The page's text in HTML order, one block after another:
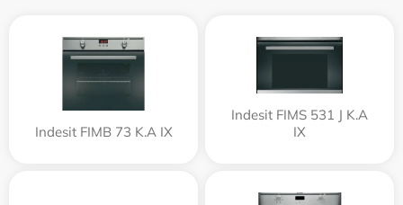
Indesit FIMB 73 K.A IX
Indesit FIMS 531 J K.A
IX